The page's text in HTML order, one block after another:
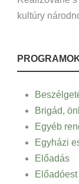
kultúry
Brigád,
Egyéb
Egyházi
Előadás
Előadóest